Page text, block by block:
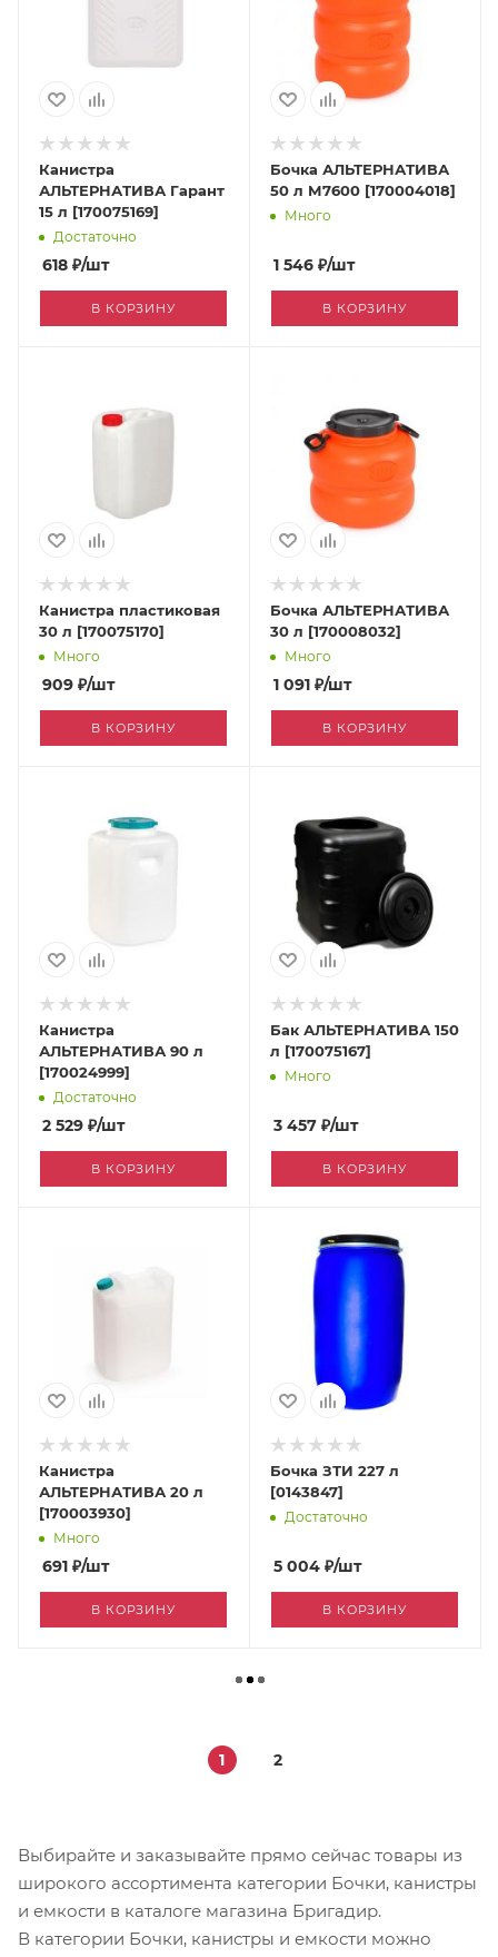
Канистра
АЛЬТЕРНАТИВА Гарант
15 л [170075169]
Достаточно
618 ₽/шт
В КОРЗИНУ
Бочка АЛЬТЕРНАТИВА
50 л М7600 [170004018]
Много
1 546 ₽/шт
В КОРЗИНУ
Канистра пластиковая
30 л [170075170]
Много
909 ₽/шт
В КОРЗИНУ
Бочка АЛЬТЕРНАТИВА
30 л [170008032]
Много
1 091 ₽/шт
В КОРЗИНУ
Канистра
АЛЬТЕРНАТИВА 90 л
[170024999]
Достаточно
2 529 ₽/шт
В КОРЗИНУ
Бак АЛЬТЕРНАТИВА 150
л [170075167]
Много
3 457 ₽/шт
В КОРЗИНУ
Канистра
АЛЬТЕРНАТИВА 20 л
[170003930]
Много
691 ₽/шт
В КОРЗИНУ
Бочка ЗТИ 227 л
[0143847]
Достаточно
5 004 ₽/шт
В КОРЗИНУ
1 2
Выбирайте и заказывайте прямо сейчас товары из
широкого ассортимента категории Бочки, канистры
и емкости в каталоге магазина Бригадир.
В категории Бочки, канистры и емкости можно